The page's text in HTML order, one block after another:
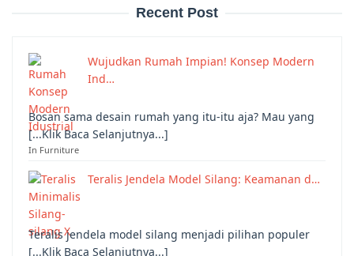
Recent Post
Wujudkan Rumah Impian! Konsep Modern
Ind…
Bosan sama desain rumah yang itu-itu aja? Mau yang
[...Klik Baca Selanjutnya...]
In Furniture
Teralis Jendela Model Silang: Keamanan d…
Teralis jendela model silang menjadi pilihan populer
[...Klik Baca Selanjutnya...]